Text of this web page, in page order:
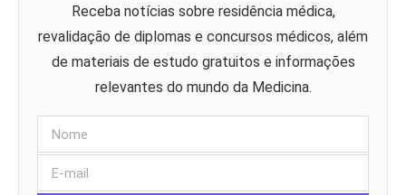
Receba notícias sobre residência médica,
revalidação de diplomas e concursos médicos, além
de materiais de estudo gratuitos e informações
relevantes do mundo da Medicina.